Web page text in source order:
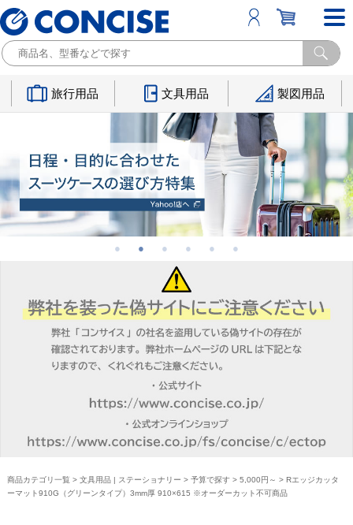
旅行用品 文具用品 製図用品
商品カテゴリ一覧 > 文具用品 | ステーショナリー > 予算で探す> 5,000円～ > Rエッジカッタ
ーマット910G（グリーンタイプ）3mm厚 910×615 ※オーダーカット不可商品